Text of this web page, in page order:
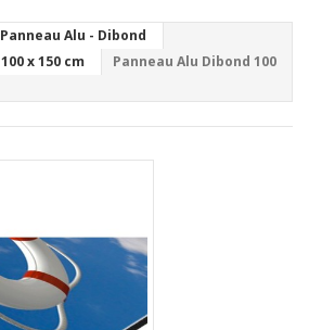
Panneau Alu - Dibond
100 x 150 cm
Panneau Alu Dibond 100